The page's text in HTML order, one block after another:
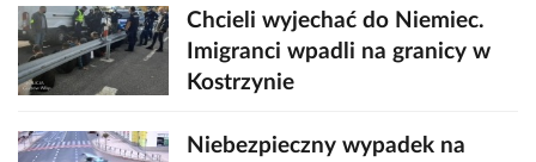
Chcieli wyjechać do Niemiec.
Imigranci wpadli na granicy w
Kostrzynie
Niebezpieczny wypadek na